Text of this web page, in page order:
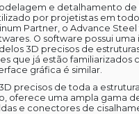
e detalhamento
por projetistas em
Partner, o Advance
O software possui
3D precisos de
que já estão familiarizados
gráfica é similar.
precisos de toda a
oferece uma ampla gama
e conectores de